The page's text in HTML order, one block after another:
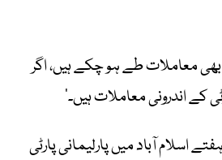
معاملات طے ہو چکے ہیں، اگر
کے اندرونی معاملات ہیں۔‘
اسلام آباد میں پارلیمانی پارٹی